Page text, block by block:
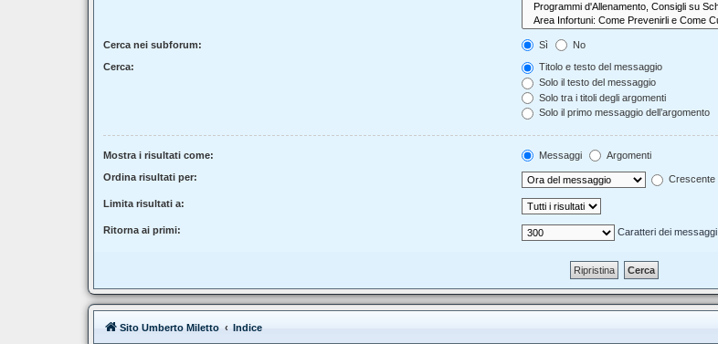
Cerca nei subforum: Sì No
Cerca:
Titolo e testo del messaggio
Solo il testo del messaggio
Solo tra i titoli degli argomenti
Solo il primo messaggio dell’argomento
Mostra i risultati come: Messaggi Argomenti
Ordina risultati per: Crescente
Limita risultati a:
Ritorna ai primi: Caratteri dei messaggi
Sito Umberto Miletto Indice